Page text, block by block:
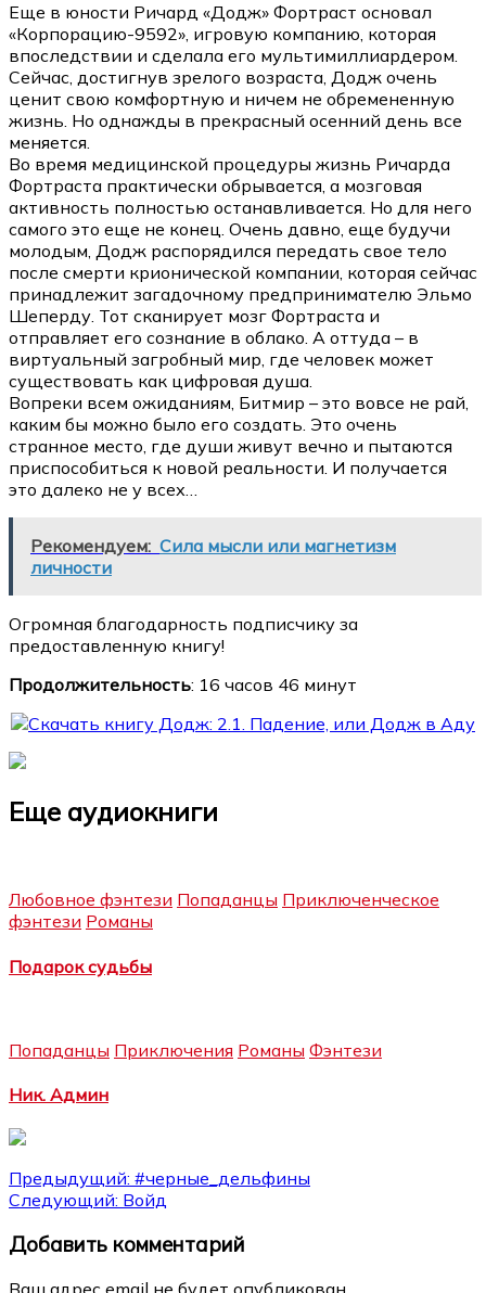
Еще в юности Ричард «Додж» Фортраст основал
«Корпорацию-9592», игровую компанию, которая
впоследствии и сделала его мультимиллиардером.
Сейчас, достигнув зрелого возраста, Додж очень
ценит свою комфортную и ничем не обремененную
жизнь. Но однажды в прекрасный осенний день все
меняется.
Во время медицинской процедуры жизнь Ричарда
Фортраста практически обрывается, а мозговая
активность полностью останавливается. Но для него
самого это еще не конец. Очень давно, еще будучи
молодым, Додж распорядился передать свое тело
после смерти крионической компании, которая сейчас
принадлежит загадочному предпринимателю Эльмо
Шеперду. Тот сканирует мозг Фортраста и
отправляет его сознание в облако. А оттуда – в
виртуальный загробный мир, где человек может
существовать как цифровая душа.
Вопреки всем ожиданиям, Битмир – это вовсе не рай,
каким бы можно было его создать. Это очень
странное место, где души живут вечно и пытаются
приспособиться к новой реальности. И получается
это далеко не у всех…
Рекомендуем: Сила мысли или магнетизм
личности
Огромная благодарность подписчику за
предоставленную книгу!
Продолжительность: 16 часов 46 минут
Еще аудиокниги
Любовное фэнтези Попаданцы Приключенческое
фэнтези Романы
Подарок судьбы
Попаданцы Приключения Романы Фэнтези
Ник. Админ
Навигация
по
записям
Предыдущий: #черные_дельфины
Следующий: Войд
Добавить комментарий
Ваш адрес email не будет опубликован.